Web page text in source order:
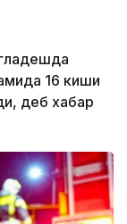
16 киши
деб хабар